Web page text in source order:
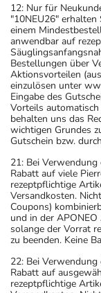
12: Nur für
"10NEU26"
einem
anwendbar auf
Bestellungen über
Aktionsvorteilen
einzulösen unter
Eingabe des
Vorteils
behalten uns das
wichtigen Grundes
Gutschein bzw.
21: Bei
Rabatt auf viele
rezeptpflichtige
Versandkosten.
Coupons)
und in der
solange der Vorrat
zu beenden. Keine
22: Bei
Rabatt auf
rezeptpflichtige